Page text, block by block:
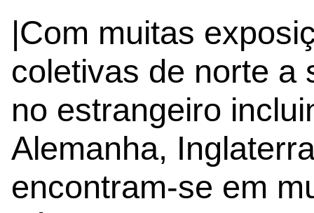
|Com muitas
coletivas de norte a
no estrangeiro
Alemanha,
encontram-se em